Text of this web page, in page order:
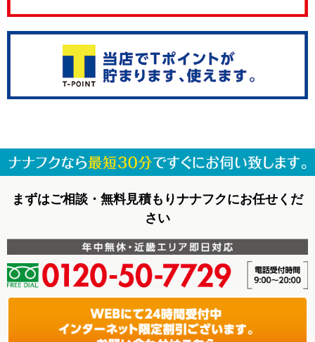
まずはご相談・無料見積もりナナフクにお任せくだ
さい